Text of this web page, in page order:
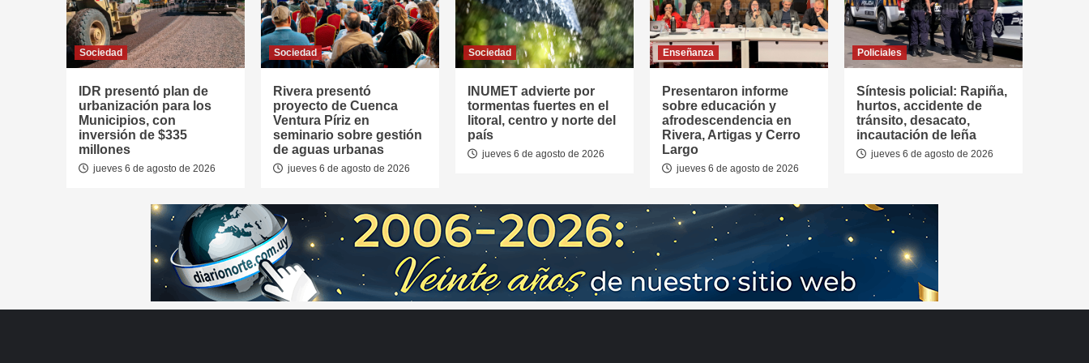
Sociedad
IDR presentó plan de
urbanización para los
Municipios, con
inversión de $335
millones
jueves 6 de agosto de 2026
Sociedad
Rivera presentó
proyecto de Cuenca
Ventura Píriz en
seminario sobre gestión
de aguas urbanas
jueves 6 de agosto de 2026
Sociedad
INUMET advierte por
tormentas fuertes en el
litoral, centro y norte del
país
jueves 6 de agosto de 2026
Enseñanza
Presentaron informe
sobre educación y
afrodescendencia en
Rivera, Artigas y Cerro
Largo
jueves 6 de agosto de 2026
Policiales
Síntesis policial: Rapiña,
hurtos, accidente de
tránsito, desacato,
incautación de leña
jueves 6 de agosto de 2026